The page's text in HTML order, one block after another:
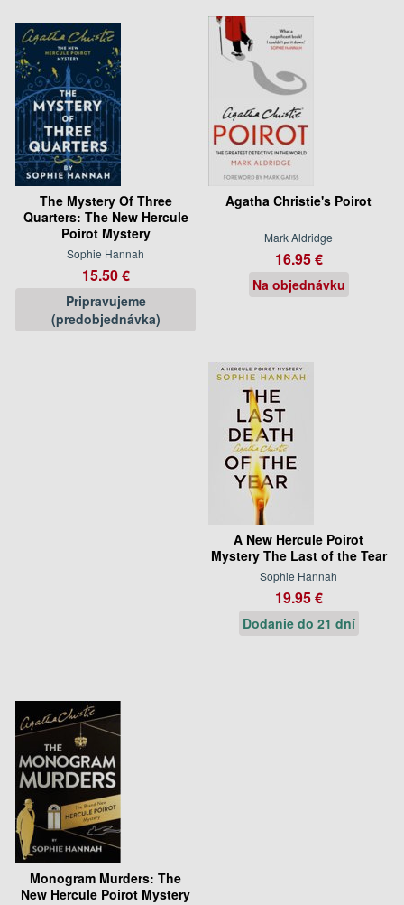
The Mystery Of Three
Quarters: The New Hercule
Poirot Mystery
Sophie Hannah
15.50 €
Pripravujeme
(predobjednávka)
Agatha Christie's Poirot
Mark Aldridge
16.95 €
Na objednávku
A New Hercule Poirot
Mystery The Last of the Tear
Sophie Hannah
19.95 €
Dodanie do 21 dní
Monogram Murders: The
New Hercule Poirot Mystery